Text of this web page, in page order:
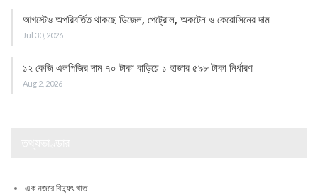
আগস্টেও অপরিবর্তিত থাকছে ডিজেল, পেট্রোল, অকটেন ও কেরোসিনের দাম
Jul 30, 2026
১২ কেজি এলপিজির দাম ৭০ টাকা বাড়িয়ে ১ হাজার ৫৯৮ টাকা নির্ধারণ
Aug 2, 2026
এক নজরে বিদ্যুৎ খাত